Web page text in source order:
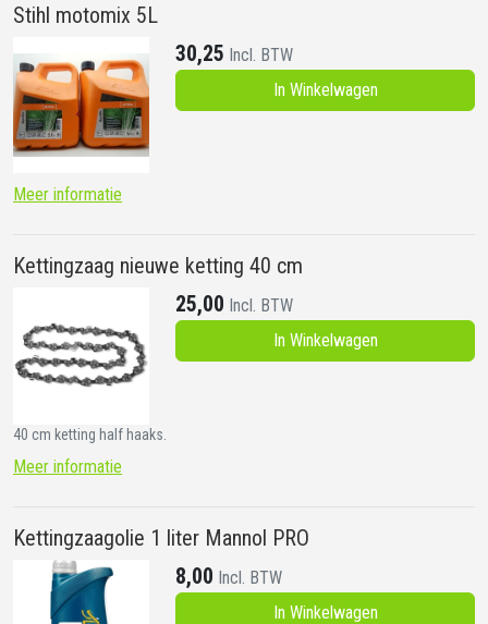
Stihl motomix 5L
30,25 Incl. BTW
In Winkelwagen
Meer informatie
Kettingzaag nieuwe ketting 40 cm
25,00 Incl. BTW
In Winkelwagen
40 cm ketting half haaks.
Meer informatie
Kettingzaagolie 1 liter Mannol PRO
8,00 Incl. BTW
In Winkelwagen